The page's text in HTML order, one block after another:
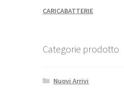
CARICABATTERIE
Categorie prodotto
Nuovi Arrivi